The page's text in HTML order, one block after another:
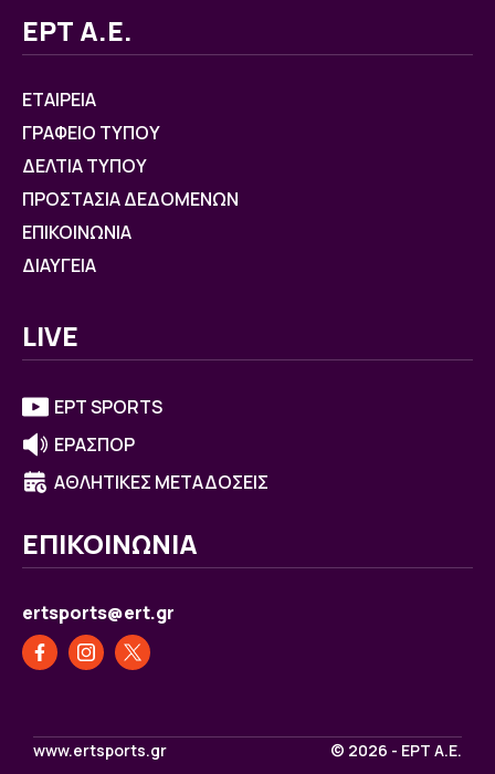
ΕΡΤ Α.Ε.
ΕΤΑΙΡΕΙΑ
ΓΡΑΦΕΙΟ ΤΥΠΟΥ
ΔΕΛΤΙΑ ΤΥΠΟΥ
ΠΡΟΣΤΑΣΙΑ ΔΕΔΟΜΕΝΩΝ
ΕΠΙΚΟΙΝΩΝΙΑ
ΔΙΑΥΓΕΙΑ
LIVE
ΕΡΤ SPORTS
ΕΡΑΣΠΟΡ
ΑΘΛΗΤΙΚΕΣ ΜΕΤΑΔΟΣΕΙΣ
ΕΠΙΚΟΙΝΩΝΙΑ
ertsports@ert.gr
www.ertsports.gr © 2026 - ΕΡΤ Α.Ε.